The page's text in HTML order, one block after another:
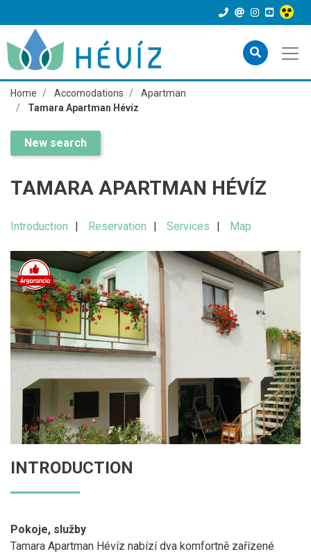
Home Accomodations
Apartman
Tamara Apartman Hévíz
New search
TAMARA APARTMAN HÉVÍZ
Introduction Reservation Services Map
INTRODUCTION
Pokoje, služby
Tamara Apartman Hévíz nabízí dva komfortně zařízené